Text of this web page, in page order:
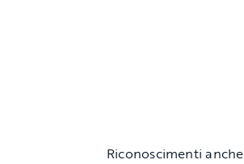
Riconoscimenti anche